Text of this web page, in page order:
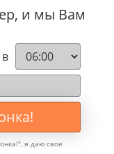
В избранное
и мы Вам
в
", я даю свое